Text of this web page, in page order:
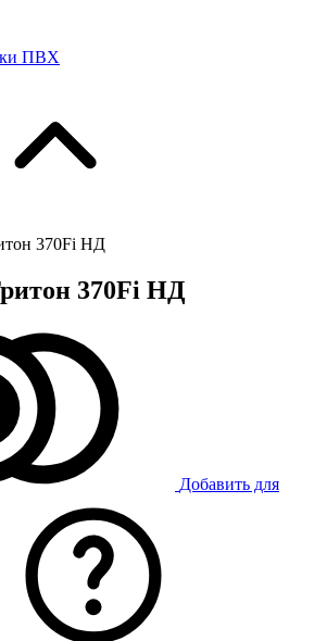
ПВХ
370Fi НД
370Fi НД
Добавить для